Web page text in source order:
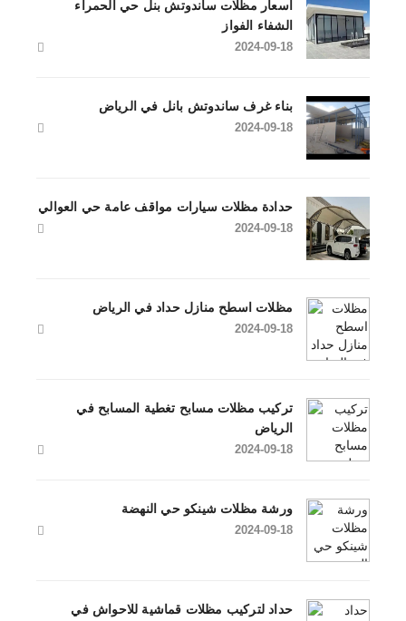
أسعار مظلات ساندوتش بنل حي الحمراء
الشفاء الفواز
2024-09-18
بناء غرف ساندوتش بانل في الرياض
2024-09-18
حدادة مظلات سيارات مواقف عامة حي العوالي
2024-09-18
مظلات اسطح منازل حداد في الرياض
2024-09-18
تركيب مظلات مسابح تغطية المسابح في
الرياض
2024-09-18
ورشة مظلات شينكو حي النهضة
2024-09-18
حداد لتركيب مظلات قماشية للاحواش في